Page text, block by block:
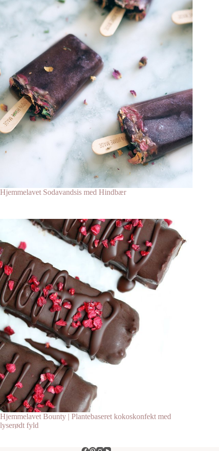
Hjemmelavet Sodavandsis med Hindbær
Hjemmelavet Bounty | Plantebaseret kokoskonfekt med
lyserødt fyld